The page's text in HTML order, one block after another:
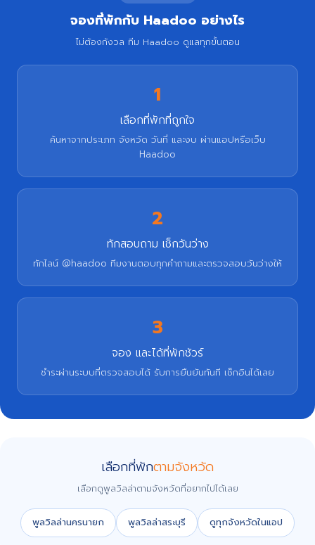
จองที่พักกับ Haadoo อย่างไร
ไม่ต้องกังวล ทีม Haadoo ดูแลทุกขั้นตอน
1
เลือกที่พักที่ถูกใจ
ค้นหาจากประเภท จังหวัด วันที่ และงบ ผ่านแอปหรือเว็บ
Haadoo
2
ทักสอบถาม เช็กวันว่าง
ทักไลน์ @haadoo ทีมงานตอบทุกคำถามและตรวจสอบวันว่างให้
3
จอง และได้ที่พักชัวร์
ชำระผ่านระบบที่ตรวจสอบได้ รับการยืนยันทันที เช็กอินได้เลย
เลือกที่พักตามจังหวัด
เลือกดูพูลวิลล่าตามจังหวัดที่อยากไปได้เลย
พูลวิลล่านครนายก พูลวิลล่าสระบุรี ดูทุกจังหวัดในแอป